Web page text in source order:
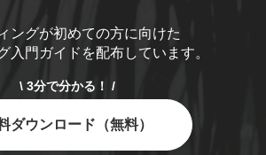
ングが初めての方に向けた
入門ガイドを配布しています。
\ 3分で分かる！ /
ダウンロード（無料）